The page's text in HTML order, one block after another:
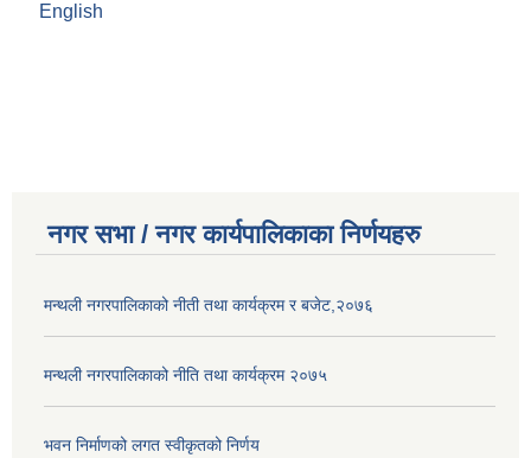
English
नगर सभा / नगर कार्यपालिकाका निर्णयहरु
मन्थली नगरपालिकाको नीती तथा कार्यक्रम र बजेट,२०७६
मन्थली नगरपालिकाको नीति तथा कार्यक्रम २०७५
भवन निर्माणको लगत स्वीकृतको निर्णय